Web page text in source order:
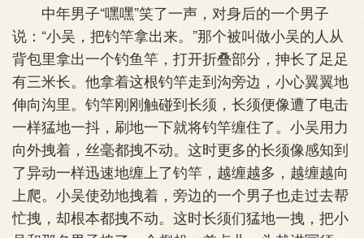
中年男子“嘿嘿”笑了一声，对身后的一个男子
说：“小吴，把钓竿拿出来。”那个被叫做小吴的人从
背包里拿出一个钓鱼竿，打开折叠部分，抻长了足足
有三米长。他拿着这根钓竿走到沟旁边，小心翼翼地
伸向沟里。钓竿刚刚触碰到长须，长须便像遭了电击
一样猛地一抖，刷地一下就将钓竿缠住了。小吴用力
向外拽着，丝毫都拽不动。这时更多的长须像感知到
了异动一样迅速地缠上了钓竿，越缠越多，越缠越向
上爬。小吴使劲地拽着，旁边的一个男子也走过去帮
忙拽，却根本都拽不动。这时长须们猛地一拽，把小